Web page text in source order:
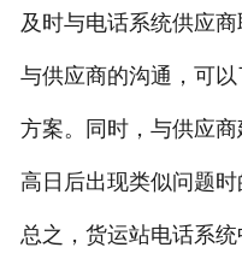
及时与电话系统供应
与供应商的沟通，可
方案。同时，与供应
高日后出现类似问题时
总之，货运站电话系